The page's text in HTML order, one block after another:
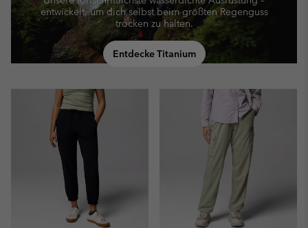
entwickelt, um dich selbst beim größten Regenguss
trocken zu halten.
Entdecke Titanium